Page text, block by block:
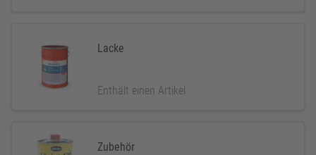
Lacke
Enthält einen Artikel
Zubehör